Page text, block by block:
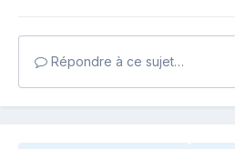
Répondre à ce sujet…